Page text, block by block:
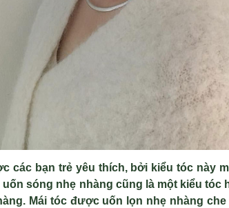
các bạn trẻ yêu thích, bởi kiểu tóc này
uốn sóng nhẹ nhàng cũng là một kiểu tóc
Mái tóc được uốn lọn nhẹ nhàng